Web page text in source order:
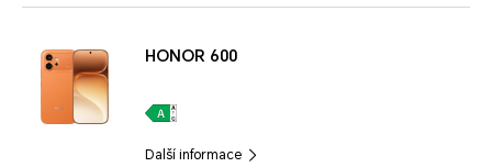
HONOR 600
Další informace